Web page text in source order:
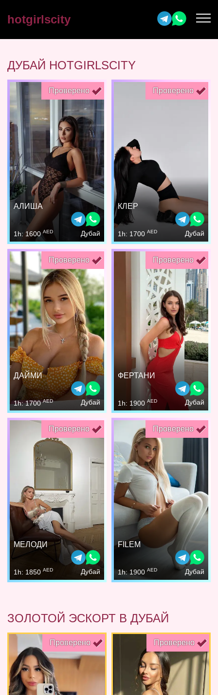
hotgirlscity
ДУБАЙ HOTGIRLSCITY
Проверено
АЛИША
1h: 1600AED Дубай
Проверено
КЛЕР
1h: 1700 AED Дубай
Проверено
ДАЙМИ
1h: 1700AED Дубай
Проверено
ФЕРТАНИ
1h: 1900 AED Дубай
Проверено
МЕЛОДИ
1h: 1850 AED Дубай
Проверено
FILEM
1h: 1900 AED Дубай
ЗОЛОТОЙ ЭСКОРТ В ДУБАЙ
Проверено Проверено